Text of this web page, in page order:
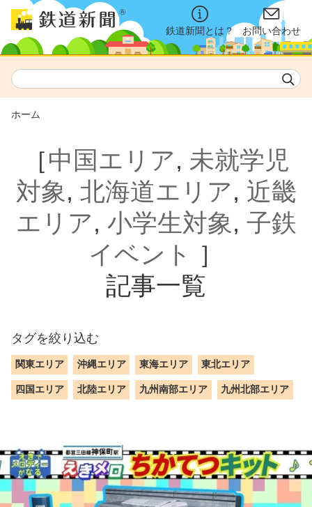
鉄道新聞とは？ お問い合わせ
ホーム
［中国エリア, 未就学児
対象, 北海道エリア, 近畿
エリア, 小学生対象, 子鉄
イベント ］
記事一覧
タグを絞り込む
関東エリア 沖縄エリア 東海エリア 東北エリア
四国エリア 北陸エリア 九州南部エリア 九州北部エリア